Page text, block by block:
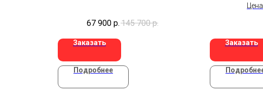
67 900 р. 145 700 р.
Заказать
Подробнее
Заказать